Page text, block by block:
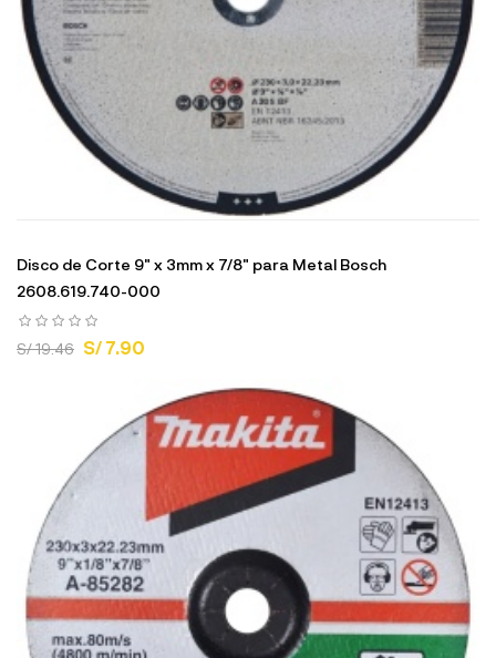
Disco de Corte 9" x 3mm x 7/8" para Metal Bosch
2608.619.740-000
S/ 19.46 S/ 7.90